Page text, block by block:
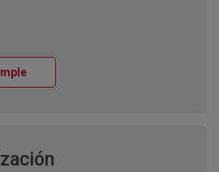
Ventana nueva